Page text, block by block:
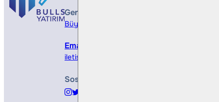
Genel Müdürlük
Büyükdere Cad. No 173, 1. Levent Plaza, B
Email
iletisim@bullsyatirim.com
Sosyal Medya